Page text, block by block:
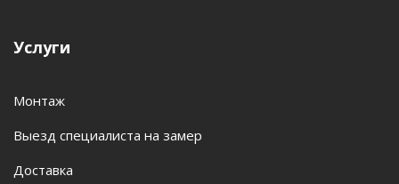
Услуги
Монтаж
Выезд специалиста на замер
Доставка